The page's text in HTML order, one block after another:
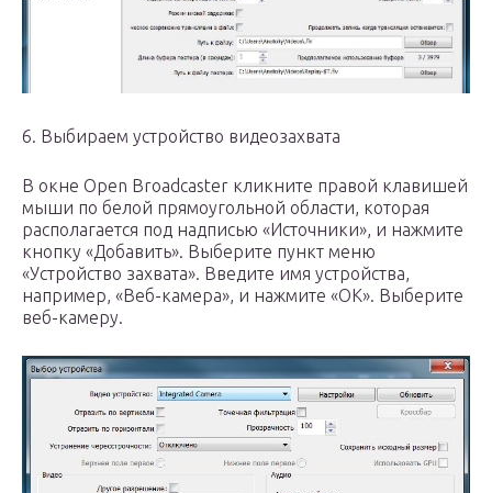
6. Выбираем устройство видеозахвата
В окне Open Broadcaster кликните правой клавишей
мыши по белой прямоугольной области, которая
располагается под надписью «Источники», и нажмите
кнопку «Добавить». Выберите пункт меню
«Устройство захвата». Введите имя устройства,
например, «Веб-камера», и нажмите «ОК». Выберите
веб-камеру.